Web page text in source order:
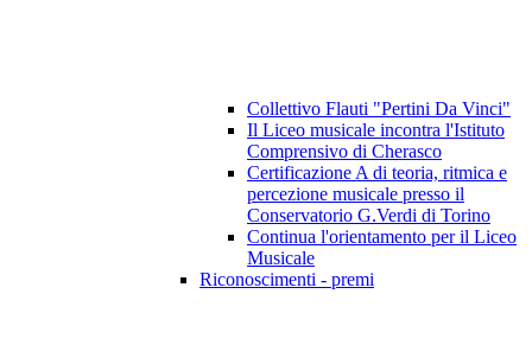
Collettivo Flauti "Pertini Da Vinci"
Il Liceo musicale incontra l'Istituto
Comprensivo di Cherasco
Certificazione A di teoria, ritmica e
percezione musicale presso il
Conservatorio G.Verdi di Torino
Continua l'orientamento per il Liceo
Musicale
Riconoscimenti - premi